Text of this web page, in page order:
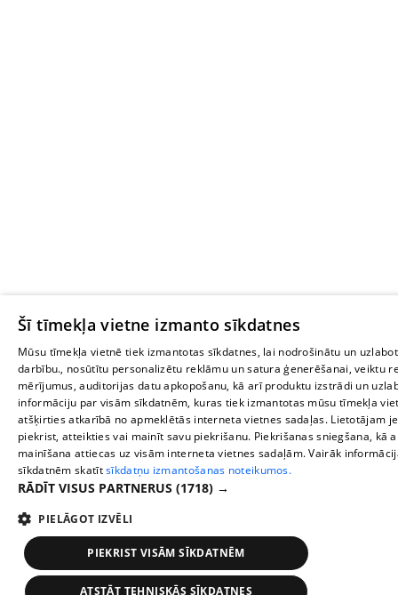
Šī tīmekļa vietne izmanto sīkdatnes
Mūsu tīmekļa vietnē tiek izmantotas sīkdatnes, lai nodrošinātu un
darbību., nosūtītu personalizētu reklāmu un satura ģenerēšanai, veiktu
mērījumus, auditorijas datu apkopošanu, kā arī produktu izstrādi un
informāciju par visām sīkdatnēm, kuras tiek izmantotas mūsu tīmekļa
atšķirties atkarībā no apmeklētās interneta vietnes sadaļas. Lietotājam
piekrist, atteikties vai mainīt savu piekrišanu. Piekrišanas sniegšana, kā
mainīšana attiecas uz visām interneta vietnes sadaļām. Vairāk
sīkdatnēm skatītsīkdatņu izmantošanas noteikumos.
RĀDĪT VISUS PARTNERUS (1718) →
PIELĀGOT IZVĒLI
PIEKRIST VISĀM SĪKDATNĒM
ATSTĀT TEHNISKĀS SĪKDATNES